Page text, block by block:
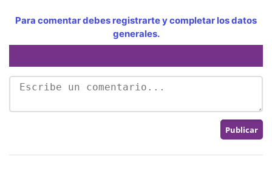
Para comentar debes registrarte y completar los datos
generales.